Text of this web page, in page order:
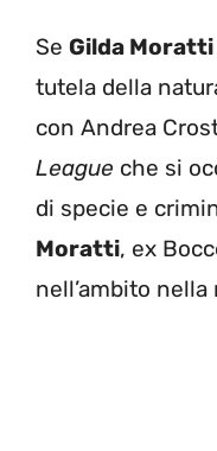
Se Gilda Moratti
tutela della
con Andrea
League che si
di specie e
Moratti, ex
nell’ambito nella